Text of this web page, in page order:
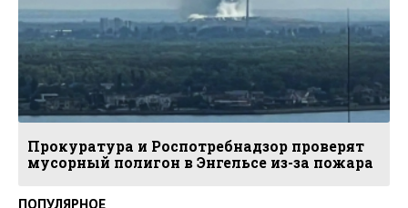
Прокуратура и Роспотребнадзор проверят
мусорный полигон в Энгельсе из-за пожара
ПОПУЛЯРНОЕ